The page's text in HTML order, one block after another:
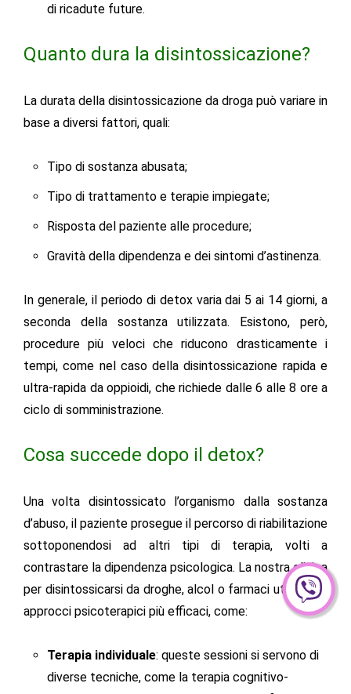
di ricadute future.
Quanto dura la disintossicazione?
La durata della disintossicazione da droga può variare in
base a diversi fattori, quali:
Tipo di sostanza abusata;
Tipo di trattamento e terapie impiegate;
Risposta del paziente alle procedure;
Gravità della dipendenza e dei sintomi d’astinenza.
In generale, il periodo di detox varia dai 5 ai 14 giorni, a
seconda della sostanza utilizzata. Esistono, però,
procedure più veloci che riducono drasticamente i
tempi, come nel caso della disintossicazione rapida e
ultra-rapida da oppioidi, che richiede dalle 6 alle 8 ore a
ciclo di somministrazione.
Cosa succede dopo il detox?
Una volta disintossicato l’organismo dalla sostanza
d’abuso, il paziente prosegue il percorso di riabilitazione
sottoponendosi ad altri tipi di terapia, volti a
contrastare la dipendenza psicologica. La nostraclinica
per disintossicarsi da droghe, alcol o farmaci utilizza gli
approcci psicoterapici più efficaci, come:
Terapia individuale: queste sessioni si servono di
diverse tecniche, come la terapia cognitivo-